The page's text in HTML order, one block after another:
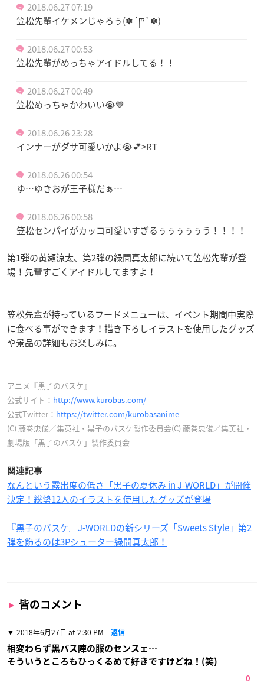
2018.06.27 07:19
笠松先輩イケメンじゃろぅ(✽´ཫ`✽)
2018.06.27 00:53
笠松先輩がめっちゃアイドルしてる！！
2018.06.27 00:49
笠松めっちゃかわいい😭💙
2018.06.26 23:28
インナーがダサ可愛いかよ😭💕>RT
2018.06.26 00:54
ゆ…ゆきおが王子様だぁ…
2018.06.26 00:58
笠松センパイがカッコ可愛いすぎるぅぅぅぅぅう！！！！
第1弾の黄瀬涼太、第2弾の緑間真太郎に続いて笠松先輩が登
場！先輩すごくアイドルしてますよ！
笠松先輩が持っているフードメニューは、イベント期間中実際
に食べる事ができます！描き下ろしイラストを使用したグッズ
や景品の詳細もお楽しみに。
アニメ『黒子のバスケ』
公式サイト： http://www.kurobas.com/
公式Twitter： https://twitter.com/kurobasanime
(C) 藤巻忠俊／集英社・黒子のバスケ製作委員会(C) 藤巻忠俊／集英社・
劇場版「黒子のバスケ」製作委員会
関連記事
なんという露出度の低さ「黒子の夏休み in J-WORLD」が開催
決定！総勢12人のイラストを使用したグッズが登場
『黒子のバスケ』J-WORLDの新シリーズ「Sweets Style」第2
弾を飾るのは3Pシューター緑間真太郎！
皆のコメント
2018年6月27日 at 2:30 PM 返信
相変わらず黒バス陣の服のセンスェ…
そういうところもひっくるめて好きですけどね！(笑)
0